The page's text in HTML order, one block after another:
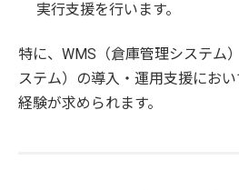
実行支援を行います。
特に、WMS（倉庫管理システム
ステム）の導入・運用支援にお
経験が求められます。